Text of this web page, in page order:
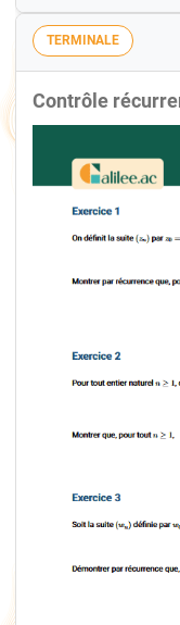
TERMINALE
Contrôle